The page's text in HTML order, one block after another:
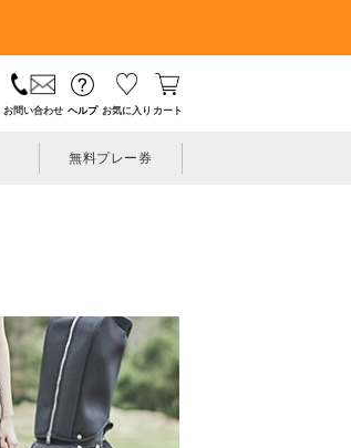
お問い合わせ ヘルプ お気に入り カート
無料プレー券